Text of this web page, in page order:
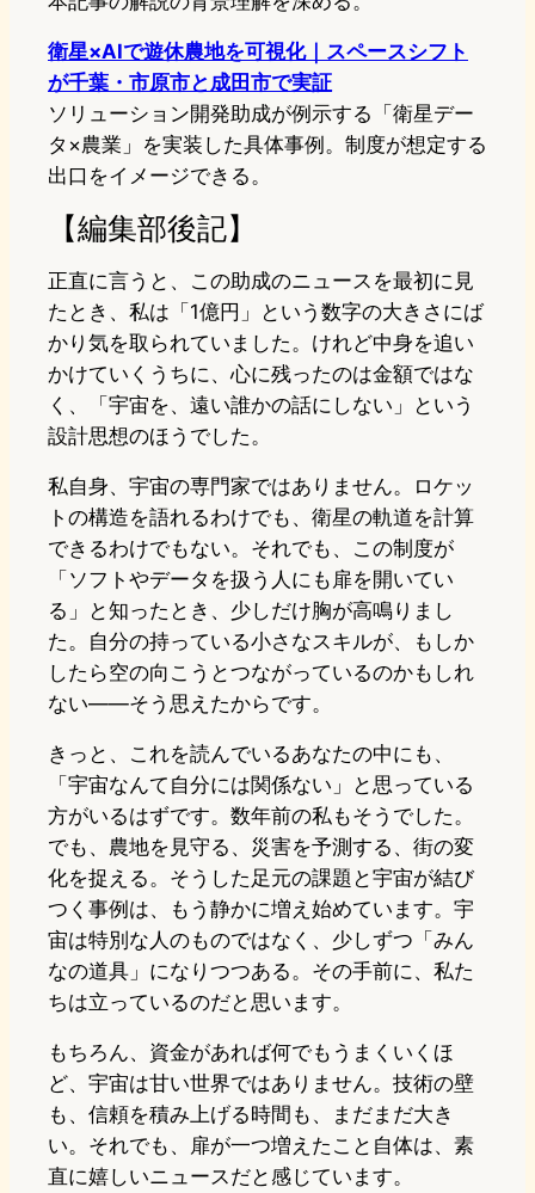
衛星×AIで遊休農地を可視化｜スペースシフト
が千葉・市原市と成田市で実証
ソリューション開発助成が例示する「衛星デー
タ×農業」を実装した具体事例。制度が想定する
出口をイメージできる。
【編集部後記】
正直に言うと、この助成のニュースを最初に見
たとき、私は「1億円」という数字の大きさにば
かり気を取られていました。けれど中身を追い
かけていくうちに、心に残ったのは金額ではな
く、「宇宙を、遠い誰かの話にしない」という
設計思想のほうでした。
私自身、宇宙の専門家ではありません。ロケッ
トの構造を語れるわけでも、衛星の軌道を計算
できるわけでもない。それでも、この制度が
「ソフトやデータを扱う人にも扉を開いてい
る」と知ったとき、少しだけ胸が高鳴りまし
た。自分の持っている小さなスキルが、もしか
したら空の向こうとつながっているのかもしれ
ない——そう思えたからです。
きっと、これを読んでいるあなたの中にも、
「宇宙なんて自分には関係ない」と思っている
方がいるはずです。数年前の私もそうでした。
でも、農地を見守る、災害を予測する、街の変
化を捉える。そうした足元の課題と宇宙が結び
つく事例は、もう静かに増え始めています。宇
宙は特別な人のものではなく、少しずつ「みん
なの道具」になりつつある。その手前に、私た
ちは立っているのだと思います。
もちろん、資金があれば何でもうまくいくほ
ど、宇宙は甘い世界ではありません。技術の壁
も、信頼を積み上げる時間も、まだまだ大き
い。それでも、扉が一つ増えたこと自体は、素
直に嬉しいニュースだと感じています。